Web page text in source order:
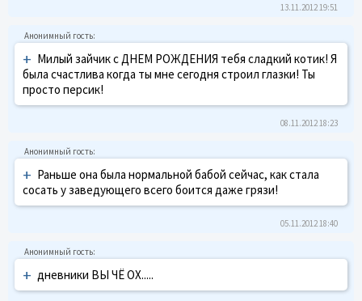
13.11.2012 19:51
+ Милый зайчик с ДНЕМ РОЖДЕНИЯ тебя сладкий котик! Я
была счастлива когда ты мне сегодня строил глазки! Ты
просто персик!
08.11.2012 18:23
+ Раньше она была нормальной бабой сейчас, как стала
сосать у заведующего всего боится даже грязи!
05.11.2012 18:40
+ дневники ВЫ ЧЁ ОХ.....